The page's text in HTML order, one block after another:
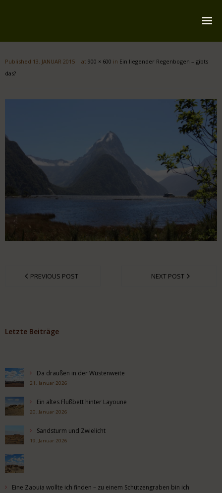
Impressum
Datenschutz
Published 13. JANUAR 2015 at 900 × 600 in Ein liegender Regenbogen – gibts
das?
PREVIOUS POST NEXT POST
Letzte Beiträge
Da draußen in der Wüstenweite
21. Januar 2026
Ein altes Flußbett hinter Layoune
20. Januar 2026
Sandsturm und Zwielicht
19. Januar 2026
Eine Zaouia wollte ich finden – zu einem Schützengraben bin ich